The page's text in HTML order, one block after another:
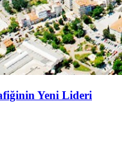
Yeni Lideri